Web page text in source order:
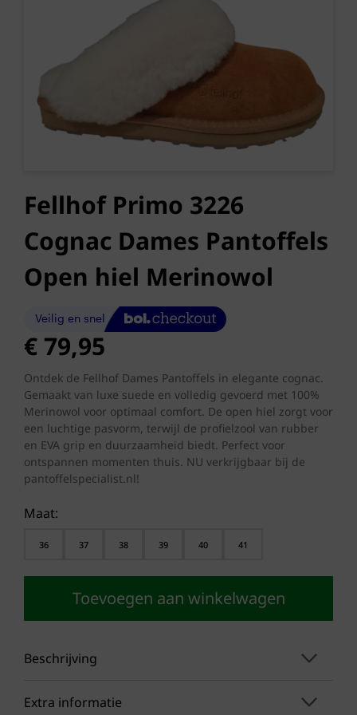
Fellhof Primo 3226
Cognac Dames Pantoffels
Open hiel Merinowol
€ 79,95
Ontdek de Fellhof Dames Pantoffels in elegante cognac.
Gemaakt van luxe suede en volledig gevoerd met 100%
Merinowol voor optimaal comfort. De open hiel zorgt voor
een luchtige pasvorm, terwijl de profielzool van rubber
en EVA grip en duurzaamheid biedt. Perfect voor
ontspannen momenten thuis. NU verkrijgbaar bij de
pantoffelspecialist.nl!
Maat:
36 37 38 39 40 41
Toevoegen aan winkelwagen
Beschrijving
Als je op zoek bent naar de perfecte
Extra informatie